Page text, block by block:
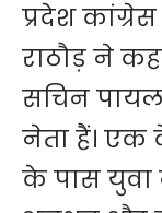
प्रदेश कांग्रेस
राठौड़ ने
सचिन
नेता हैं।
के पास युवा